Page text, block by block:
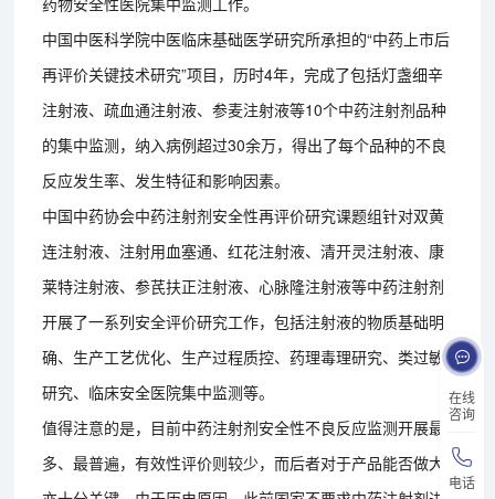
在线
咨询
电话
中国中医科学院中医临床基础医学研究所承担的“中药上市后
再评价关键技术研究”项目，历时4年，完成了包括灯盏细辛
注射液、疏血通注射液、参麦注射液等10个中药注射剂品种
的集中监测，纳入病例超过30余万，得出了每个品种的不良
反应发生率、发生特征和影响因素。
中国中药协会中药注射剂安全性再评价研究课题组针对双黄
连注射液、注射用血塞通、红花注射液、清开灵注射液、康
莱特注射液、参芪扶正注射液、心脉隆注射液等中药注射剂
开展了一系列安全评价研究工作，包括注射液的物质基础明
确、生产工艺优化、生产过程质控、药理毒理研究、类过敏
研究、临床安全医院集中监测等。
值得注意的是，目前中药注射剂安全性不良反应监测开展最
多、最普遍，有效性评价则较少，而后者对于产品能否做大